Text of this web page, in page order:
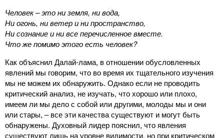
Человек – это ни земля, ни вода,
Ни огонь, ни ветер и ни пространство,
Ни сознание и ни все перечисленное вместе.
Что же помимо этого есть человек?
Как объяснил Далай-лама, в отношении обусловленных
явлений мы говорим, что во время их тщательного изучения
мы не можем их обнаружить. Однако если не проводить
критический анализ, не изучать, что хорошо или плохо,
имеем ли мы дело с собой или другими, молоды мы и они
или стары, – все эти качества существуют и могут быть
обнаружены. Духовный лидер пояснил, что явления
существуют лишь на уровне видимости, но при критическом